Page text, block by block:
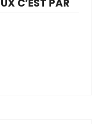
C’EST PAR